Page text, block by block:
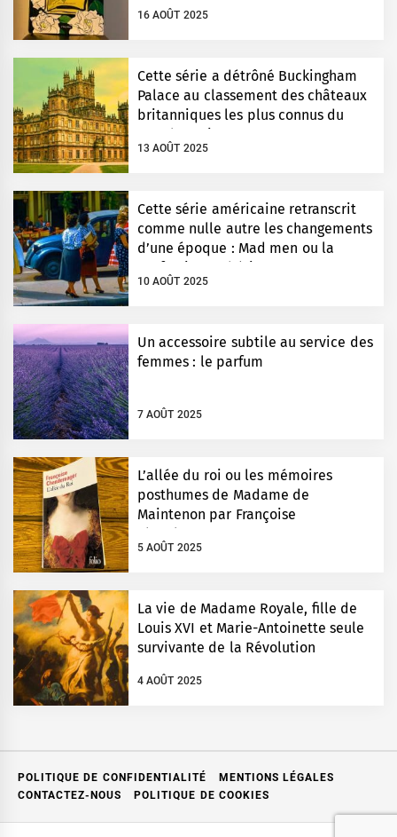
16 AOÛT 2025
Cette série a détrôné Buckingham
Palace au classement des châteaux
britanniques les plus connus du
monde entier
13 AOÛT 2025
Cette série américaine retranscrit
comme nulle autre les changements
d’une époque : Mad men ou la
perfection esthétique
10 AOÛT 2025
Un accessoire subtile au service des
femmes : le parfum
7 AOÛT 2025
L’allée du roi ou les mémoires
posthumes de Madame de
Maintenon par Françoise
Chandernagor
5 AOÛT 2025
La vie de Madame Royale, fille de
Louis XVI et Marie-Antoinette seule
survivante de la Révolution
4 AOÛT 2025
POLITIQUE DE CONFIDENTIALITÉ
MENTIONS LÉGALES
CONTACTEZ-NOUS
POLITIQUE DE COOKIES